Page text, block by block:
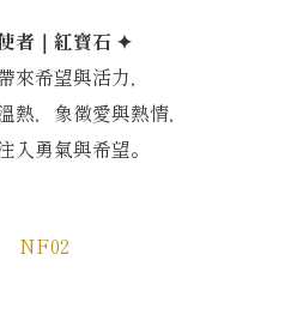
者｜紅寶石 ✦
來希望與活力，
熱，象徵愛與熱情，
入勇氣與希望。